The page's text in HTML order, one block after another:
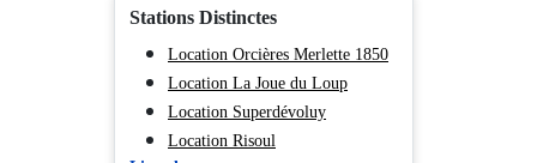
Stations Distinctes
Location Orcières Merlette 1850
Location La Joue du Loup
Location Superdévoluy
Location Risoul